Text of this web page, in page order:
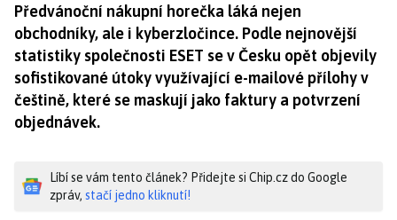
Předvánoční nákupní horečka láká nejen
obchodníky, ale i kyberzločince. Podle nejnovější
statistiky společnosti ESET se v Česku opět objevily
sofistikované útoky využívající e-mailové přílohy v
češtině, které se maskují jako faktury a potvrzení
objednávek.
Líbí se vám tento článek? Přidejte si Chip.cz do Google
zpráv, stačí jedno kliknutí!